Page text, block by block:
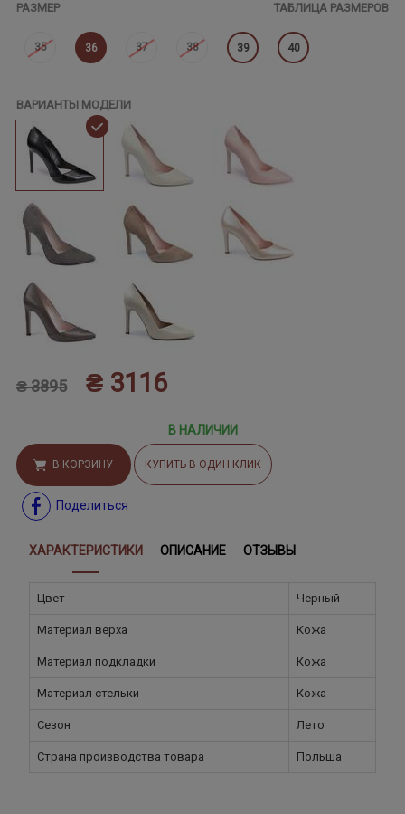
РАЗМЕР ТАБЛИЦА РАЗМЕРОВ
35 36 37 38 39 40
ВАРИАНТЫ МОДЕЛИ
₴ 3895 ₴ 3116
В НАЛИЧИИ
В КОРЗИНУ КУПИТЬ В ОДИН КЛИК
Поделиться
ХАРАКТЕРИСТИКИ ОПИСАНИЕ ОТЗЫВЫ
Цвет Черный
Материал верха Кожа
Материал подкладки Кожа
Материал стельки Кожа
Сезон Лето
Страна производства товара Польша